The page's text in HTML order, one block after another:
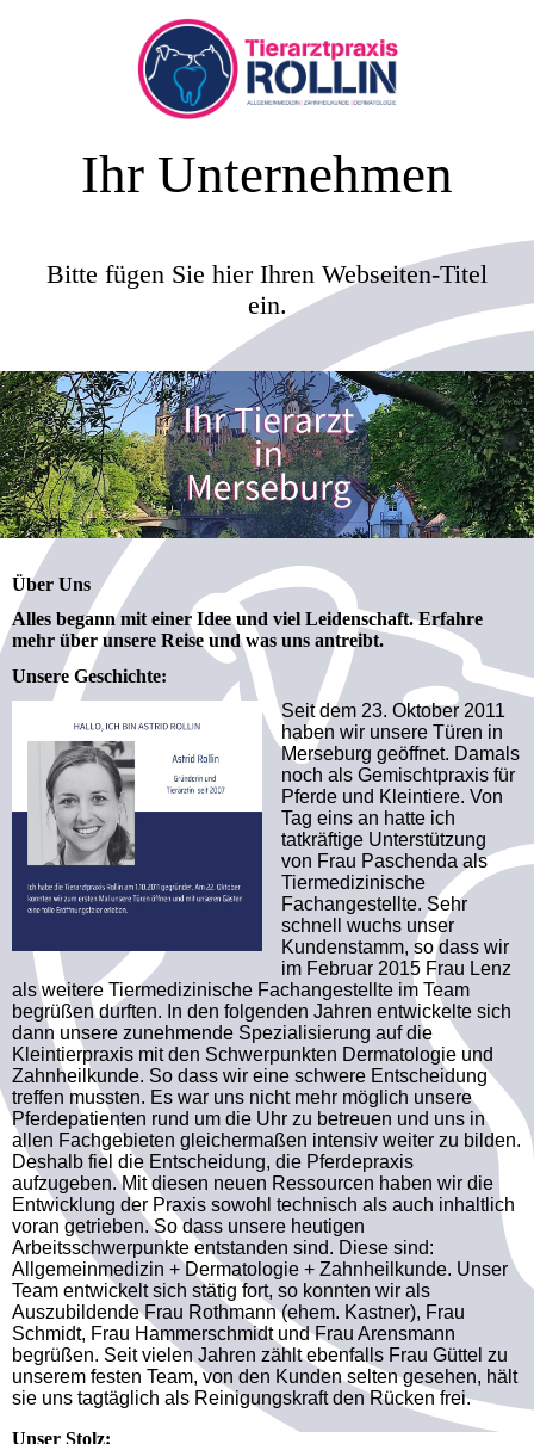
Ihr Unternehmen
Bitte fügen Sie hier Ihren Webseiten-Titel
ein.
Über Uns
Alles begann mit einer Idee und viel Leidenschaft. Erfahre
mehr über unsere Reise und was uns antreibt.
Unsere Geschichte:
Seit dem 23. Oktober 2011
haben wir unsere Türen in
Merseburg geöffnet. Damals
noch als Gemischtpraxis für
Pferde und Kleintiere. Von
Tag eins an hatte ich
tatkräftige Unterstützung
von Frau Paschenda als
Tiermedizinische
Fachangestellte. Sehr
schnell wuchs unser
Kundenstamm, so dass wir
im Februar 2015 Frau Lenz
als weitere Tiermedizinische Fachangestellte im Team
begrüßen durften. In den folgenden Jahren entwickelte sich
dann unsere zunehmende Spezialisierung auf die
Kleintierpraxis mit den Schwerpunkten Dermatologie und
Zahnheilkunde. So dass wir eine schwere Entscheidung
treffen mussten. Es war uns nicht mehr möglich unsere
Pferdepatienten rund um die Uhr zu betreuen und uns in
allen Fachgebieten gleichermaßen intensiv weiter zu bilden.
Deshalb fiel die Entscheidung, die Pferdepraxis
aufzugeben. Mit diesen neuen Ressourcen haben wir die
Entwicklung der Praxis sowohl technisch als auch inhaltlich
voran getrieben. So dass unsere heutigen
Arbeitsschwerpunkte entstanden sind. Diese sind:
Allgemeinmedizin + Dermatologie + Zahnheilkunde. Unser
Team entwickelt sich stätig fort, so konnten wir als
Auszubildende Frau Rothmann (ehem. Kastner), Frau
Schmidt, Frau Hammerschmidt und Frau Arensmann
begrüßen. Seit vielen Jahren zählt ebenfalls Frau Güttel zu
unserem festen Team, von den Kunden selten gesehen, hält
sie uns tagtäglich als Reinigungskraft den Rücken frei.
Unser Stolz: